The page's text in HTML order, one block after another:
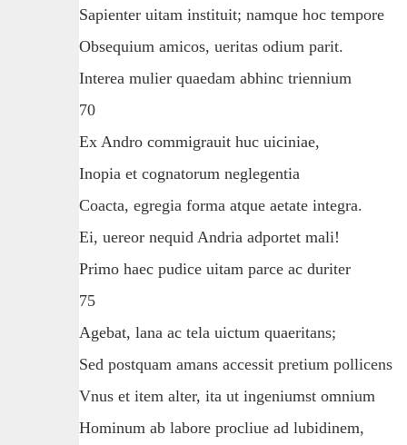
Sapienter uitam instituit; namque hoc tempore
Obsequium amicos, ueritas odium parit.
Interea mulier quaedam abhinc triennium
70
Ex Andro commigrauit huc uiciniae,
Inopia et cognatorum neglegentia
Coacta, egregia forma atque aetate integra.
Ei, uereor nequid Andria adportet mali!
Primo haec pudice uitam parce ac duriter
75
Agebat, lana ac tela uictum quaeritans;
Sed postquam amans accessit pretium pollicens
Vnus et item alter, ita ut ingeniumst omnium
Hominum ab labore procliue ad lubidinem,